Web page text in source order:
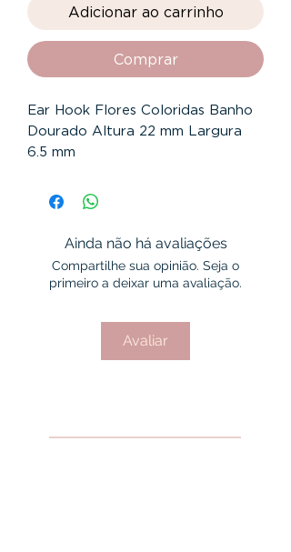
Adicionar ao carrinho
Comprar
Ear Hook Flores Coloridas Banho
Dourado Altura 22 mm Largura
6.5 mm
Ainda não há avaliações
Compartilhe sua opinião. Seja o
primeiro a deixar uma avaliação.
Avaliar